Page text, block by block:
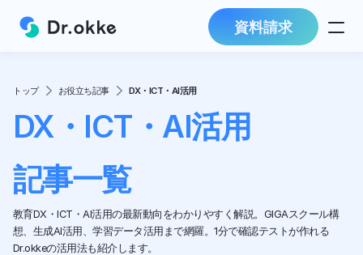
資料請求
トップ お役立ち記事 DX・ICT・AI活用
DX・ICT・AI活用
記事一覧
教育DX・ICT・AI活用の最新動向をわかりやすく解説。GIGAスクール構
想、生成AI活用、学習データ活用まで網羅。1分で確認テストが作れる
Dr.okkeの活用法も紹介します。